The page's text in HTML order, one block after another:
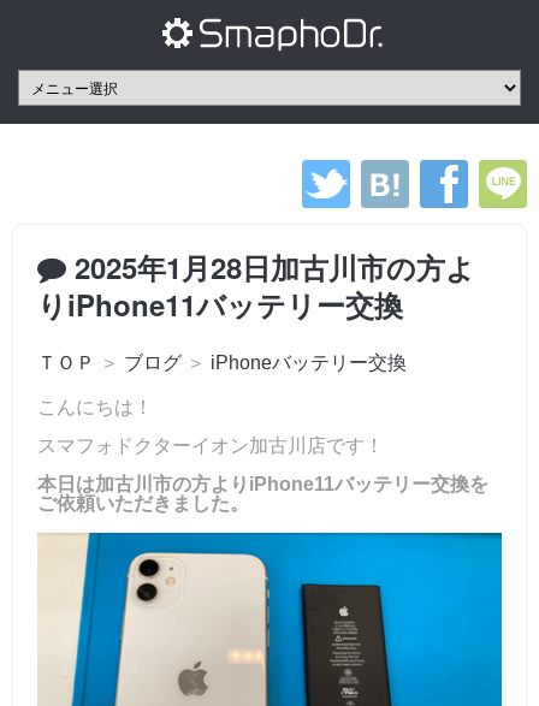
2025年1月28日加古川市の方よ
りiPhone11バッテリー交換
ＴＯＰ ＞ ブログ ＞ iPhoneバッテリー交換
こんにちは！
スマフォドクターイオン加古川店です！
本日は加古川市の方よりiPhone11バッテリー交換を
ご依頼いただきました。